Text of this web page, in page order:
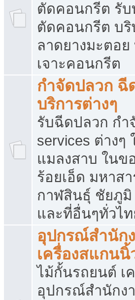
ตัดคอนกรีต รับ
ตัดคอนกรีต บริ
ลาดยางมะตอ
เจาะคอนกรีต
กำจัดปลวก ฉี
บริการต่างๆ
รับฉีดปลวก กำ
services ต่าง
แมลงสาบ ใน
ร้อยเอ็ด มหาส
กาฬสินธุ์ ชัยภู
และที่อื่นๆทั่วไ
อุปกรณ์สำนัก
เครื่องสแกนนิ้
ไม้กั้นรถยนต์ เ
อุปกรณ์สำนักง